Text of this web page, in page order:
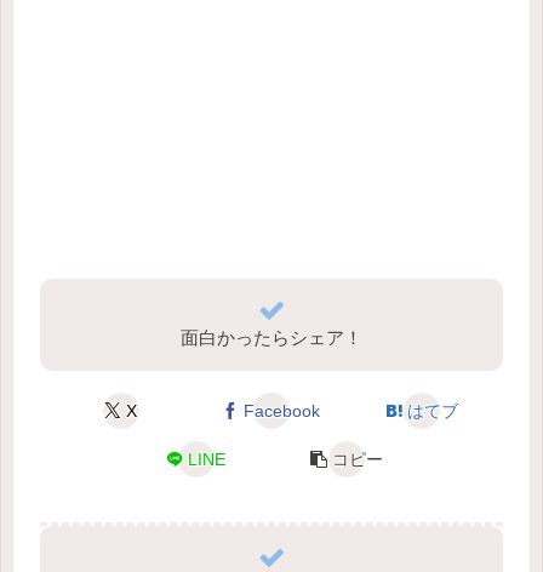
面白かったらシェア！
X Facebook はてブ
LINE コピー